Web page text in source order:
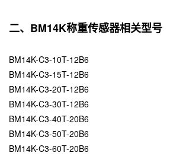
二、BM14K称重传感器相关型号
BM14K-C3-10T-12B6
BM14K-C3-15T-12B6
BM14K-C3-20T-12B6
BM14K-C3-30T-12B6
BM14K-C3-40T-20B6
BM14K-C3-50T-20B6
BM14K-C3-60T-20B6